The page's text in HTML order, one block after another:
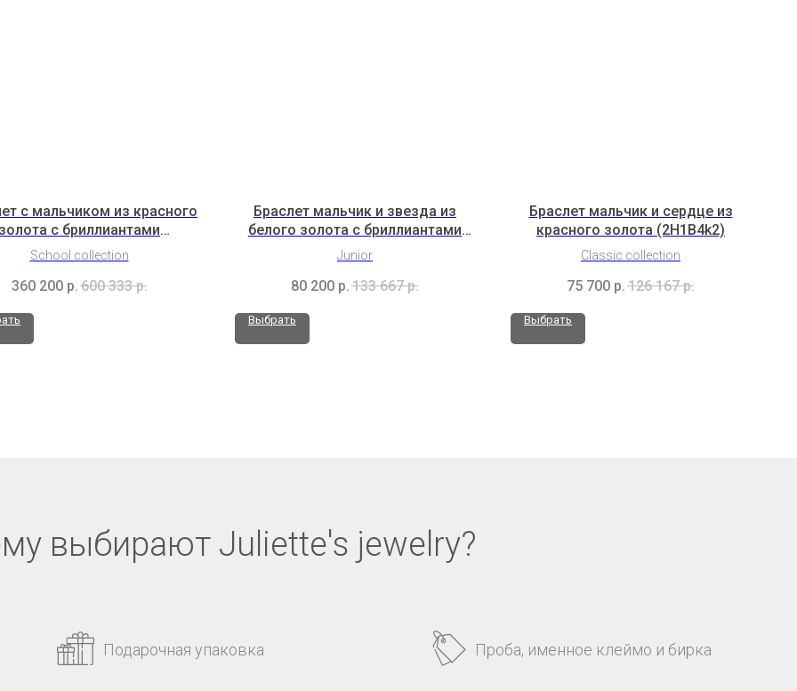
с мальчиком из красного
золота с бриллиантами
(2C1B13C1Cl3K2Bc1b)
School collection
360 200 р.600 333 р.
Браслет мальчик и звезда из
белого золота с бриллиантами
(3S2B7K2b)
Junior
80 200 р. 133 667 р.
Выбрать
Браслет мальчик и сердце из
красного золота (2H1B4k2)
Classic collection
75 700 р. 126 167 р.
Выбрать
выбирают Juliette's jewelry?
Подарочная упаковка Проба, именное клеймо и бирка